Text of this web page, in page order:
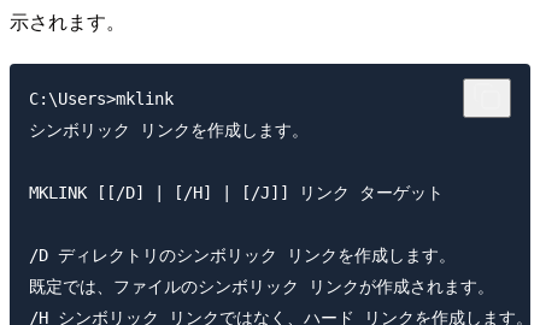
示されます。
C:\Users>mklink
シンボリック リンクを作成します。
MKLINK [[/D] | [/H] | [/J]] リンク ターゲット
/D ディレクトリのシンボリック リンクを作成します。
既定では、ファイルのシンボリック リンクが作成されます。
/H シンボリック リンクではなく、ハード リンクを作成します。